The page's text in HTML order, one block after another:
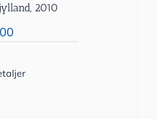
2010